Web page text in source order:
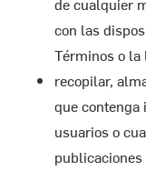
con las
Términos o la
recopilar,
que contenga
usuarios o